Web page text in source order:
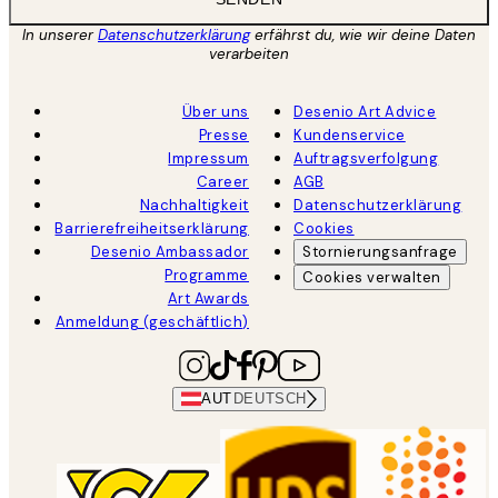
In unsererDatenschutzerklärungerfährst du, wie wir deine Daten
verarbeiten
Über uns
Presse
Impressum
Career
Nachhaltigkeit
Barrierefreiheitserklärung
Desenio Ambassador
Programme
Art Awards
Anmeldung (geschäftlich)
Desenio Art Advice
Kundenservice
Auftragsverfolgung
AGB
Datenschutzerklärung
Cookies
Stornierungsanfrage
Cookies verwalten
AUT DEUTSCH